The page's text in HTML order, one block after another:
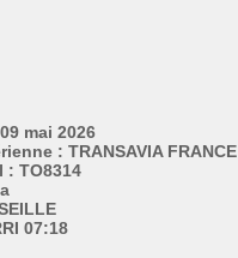
mai 2026
: TRANSAVIA FRANCE
: TO8314
07:18